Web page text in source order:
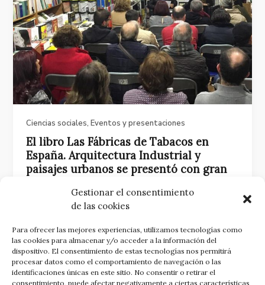
Gestionar el consentimiento
de las cookies
Para ofrecer las mejores experiencias, utilizamos tecnologías como
las cookies para almacenar y/o acceder a la información del
dispositivo. El consentimiento de estas tecnologías nos permitirá
procesar datos como el comportamiento de navegación o las
identificaciones únicas en este sitio. No consentir o retirar el
consentimiento, puede afectar negativamente a ciertas características
Ciencias sociales,Eventos y presentaciones
El libro Las Fábricas de Tabacos en
España. Arquitectura Industrial y
paisajes urbanos se presentó con gran
20 diciembre, 2018
Arquitectura industrial y paisajes urbanos, de
Carolina Castañeda López, se presentó con gran
éxito de público y de crítica en Gijón…Continuar
leyendoEl libro Las Fábricas de Tabacos en